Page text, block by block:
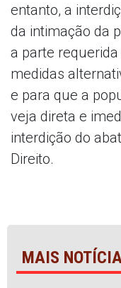
entanto, a
da intimação da
a parte
medidas
e para que a
veja direta e
interdição do
Direito.
MAIS